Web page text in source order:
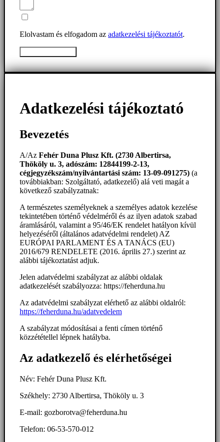
Elolvastam és elfogadom az adatkezelési tájékoztatót.
Adatkezelési tájékoztató
Bevezetés
A/Az Fehér Duna Plusz Kft. (2730 Albertirsa,
Thököly u. 3, adószám: 12844199-2-13,
cégjegyzékszám/nyilvántartási szám: 13-09-091275) (a
továbbiakban: Szolgáltató, adatkezelő) alá veti magát a
következő szabályzatnak:
A természetes személyeknek a személyes adatok kezelése
tekintetében történő védelméről és az ilyen adatok szabad
áramlásáról, valamint a 95/46/EK rendelet hatályon kívül
helyezéséről (általános adatvédelmi rendelet) AZ
EURÓPAI PARLAMENT ÉS A TANÁCS (EU)
2016/679 RENDELETE (2016. április 27.) szerint az
alábbi tájékoztatást adjuk.
Jelen adatvédelmi szabályzat az alábbi oldalak
adatkezelését szabályozza: https://feherduna.hu
Az adatvédelmi szabályzat elérhető az alábbi oldalról:
https://feherduna.hu/adatvedelem
A szabályzat módosításai a fenti címen történő
közzététellel lépnek hatályba.
Az adatkezelő és elérhetőségei
Név: Fehér Duna Plusz Kft.
Székhely: 2730 Albertirsa, Thököly u. 3
E-mail: gozborotva@feherduna.hu
Telefon: 06-53-570-012